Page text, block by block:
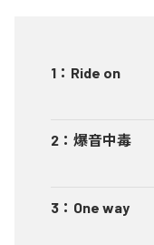
1 ： Ride on
2 ： 爆音中毒
3 ： One way